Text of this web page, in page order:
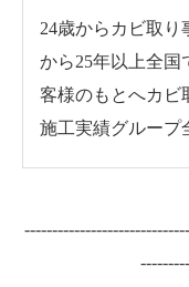
24歳からカビ取り
から25年以上全国
客様のもとへカビ
施工実績グループ